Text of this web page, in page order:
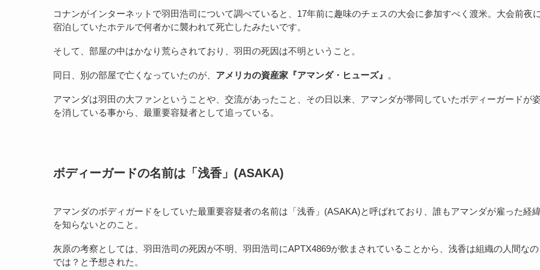
コナンがインターネットで羽田浩司について調べていると、17年前に趣味のチェスの大会に参加すべく渡米。大会前夜に
宿泊していたホテルで何者かに襲われて死亡したみたいです。
そして、部屋の中はかなり荒らされており、羽田の死因は不明ということ。
同日、別の部屋で亡くなっていたのが、 アメリカの資産家『アマンダ・ヒューズ』 。
アマンダは羽田の大ファンということや、交流があったこと、その日以来、アマンダが帯同していたボディーガードが
を消している事から、最重要容疑者として追っている。
ボディーガードの名前は「浅香」(ASAKA)
アマンダのボディガードをしていた最重要容疑者の名前は「浅香」(ASAKA)と呼ばれており、誰もアマンダが雇った経
を知らないとのこと。
灰原の考察としては、羽田浩司の死因が不明、羽田浩司にAPTX4869が飲まされていることから、浅香は組織の人間なの
では？と予想された。